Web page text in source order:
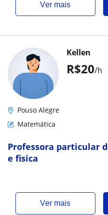
ver mais
R$20/h
Kellen
Pouso Alegre
Matemática
Professora particular
e fisica
ver mais